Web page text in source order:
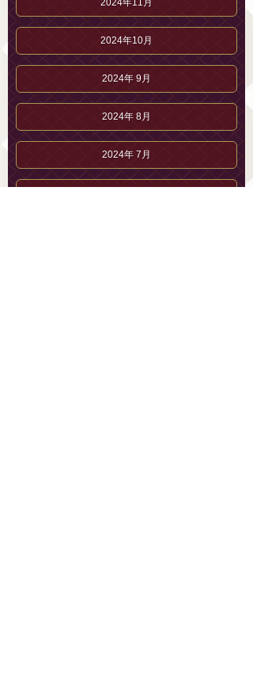
2024年11月
2024年10月
2024年 9月
2024年 8月
2024年 7月